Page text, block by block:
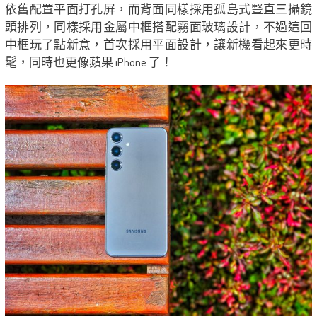
依舊配置平面打孔屏，而背面同樣採用孤島式豎直三攝鏡
頭排列，同樣採用金屬中框搭配霧面玻璃設計，不過這回
中框玩了點新意，首次採用平面設計，讓新機看起來更時
髦，同時也更像蘋果 iPhone 了！